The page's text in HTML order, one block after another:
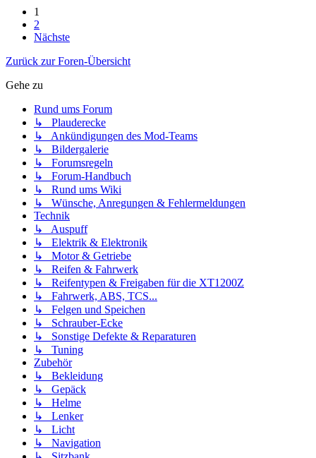
1
2
Nächste
Zurück zur Foren-Übersicht
Gehe zu
Rund ums Forum
↳ Plauderecke
↳ Ankündigungen des Mod-Teams
↳ Bildergalerie
↳ Forumsregeln
↳ Forum-Handbuch
↳ Rund ums Wiki
↳ Wünsche, Anregungen & Fehlermeldungen
Technik
↳ Auspuff
↳ Elektrik & Elektronik
↳ Motor & Getriebe
↳ Reifen & Fahrwerk
↳ Reifentypen & Freigaben für die XT1200Z
↳ Fahrwerk, ABS, TCS...
↳ Felgen und Speichen
↳ Schrauber-Ecke
↳ Sonstige Defekte & Reparaturen
↳ Tuning
Zubehör
↳ Bekleidung
↳ Gepäck
↳ Helme
↳ Lenker
↳ Licht
↳ Navigation